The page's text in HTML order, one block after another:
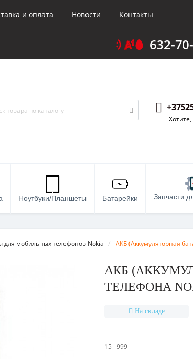
и оплата Новости Контакты
632-
Ноутбуки/Планшеты Батарейки Запчасти
для мобильных телефонов Nokia АКБ (Аккумуляторная
АКБ
ТЕЛЕФОНА
На складе
15 - 999